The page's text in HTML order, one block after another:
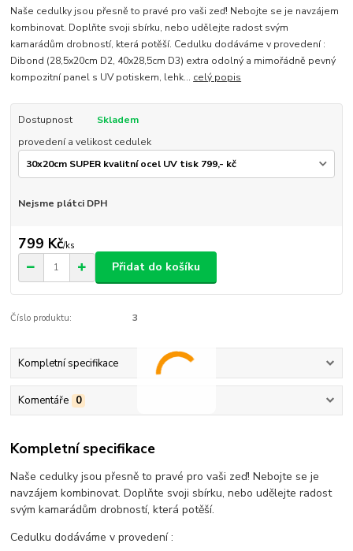
Naše cedulky jsou přesně to pravé pro vaši zeď! Nebojte se je navzájem
kombinovat. Doplňte svoji sbírku, nebo udělejte radost svým
kamarádům drobností, která potěší. Cedulku dodáváme v provedení :
Dibond (28,5x20cm D2, 40x28,5cm D3) extra odolný a mimořádně pevný
kompozitní panel s UV potiskem, lehk... celý popis
Dostupnost
Skladem
provedení a velikost cedulek
Nejsme plátci DPH
799 Kč/ks
Přidat do košíku
Číslo produktu: 3
Kompletní specifikace
Komentáře 0
Kompletní specifikace
Naše cedulky jsou přesně to pravé pro vaši zeď! Nebojte se je
navzájem kombinovat. Doplňte svoji sbírku, nebo udělejte radost
svým kamarádům drobností, která potěší.
Cedulku dodáváme v provedení :